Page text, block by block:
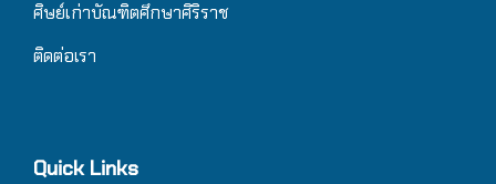
ศิษย์เก่าบัณฑิตศึกษาศิริราช
ติดต่อเรา
Quick Links